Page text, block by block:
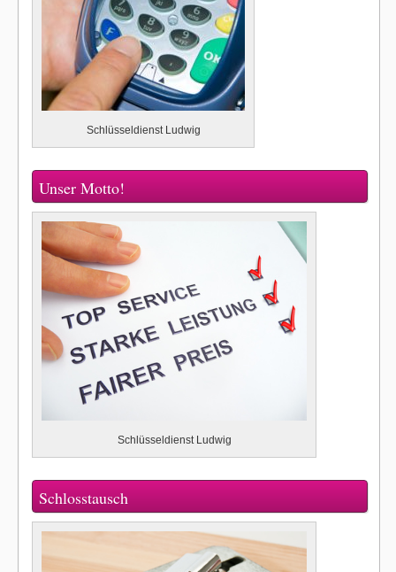
Schlüsseldienst Ludwig
Unser Motto!
Schlüsseldienst Ludwig
Schlosstausch